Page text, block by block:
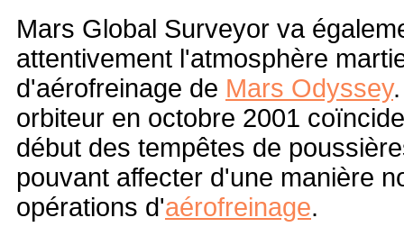
Mars Global Surveyor va
attentivement l'atmosphère
d'aérofreinage de Mars Odyssey
orbiteur en octobre 2001
début des tempêtes de
pouvant affecter d'une manière
opérations d'aérofreinage.